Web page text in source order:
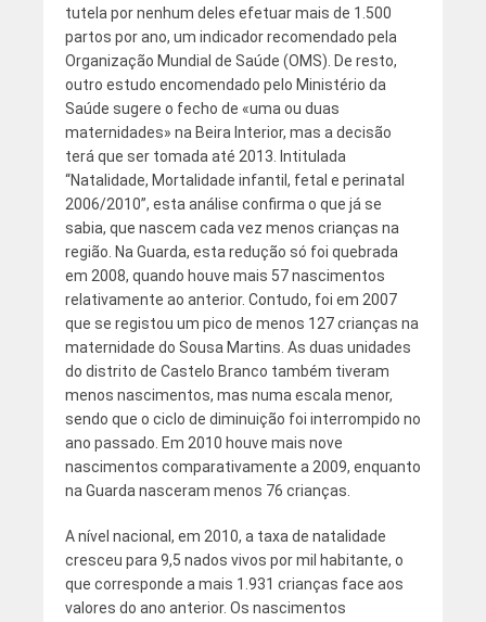
tutela por nenhum deles efetuar mais de 1.500
partos por ano, um indicador recomendado pela
Organização Mundial de Saúde (OMS). De resto,
outro estudo encomendado pelo Ministério da
Saúde sugere o fecho de «uma ou duas
maternidades» na Beira Interior, mas a decisão
terá que ser tomada até 2013. Intitulada
“Natalidade, Mortalidade infantil, fetal e perinatal
2006/2010”, esta análise confirma o que já se
sabia, que nascem cada vez menos crianças na
região. Na Guarda, esta redução só foi quebrada
em 2008, quando houve mais 57 nascimentos
relativamente ao anterior. Contudo, foi em 2007
que se registou um pico de menos 127 crianças na
maternidade do Sousa Martins. As duas unidades
do distrito de Castelo Branco também tiveram
menos nascimentos, mas numa escala menor,
sendo que o ciclo de diminuição foi interrompido no
ano passado. Em 2010 houve mais nove
nascimentos comparativamente a 2009, enquanto
na Guarda nasceram menos 76 crianças.
A nível nacional, em 2010, a taxa de natalidade
cresceu para 9,5 nados vivos por mil habitante, o
que corresponde a mais 1.931 crianças face aos
valores do ano anterior. Os nascimentos